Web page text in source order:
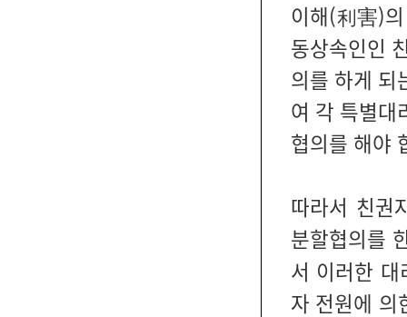
이해(利害)
동상속인인
의를 하게 되
여 각 특별대
협의를 해야
따라서 친권
분할협의를
서 이러한
자 전원에